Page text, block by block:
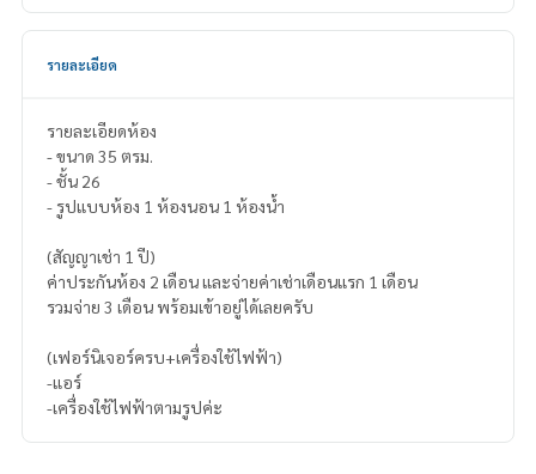
รายละเอียด
รายละเอียดห้อง
- ขนาด 35 ตรม.
- ชั้น 26
- รูปแบบห้อง 1 ห้องนอน 1 ห้องน้ำ
(สัญญาเช่า 1 ปี)
ค่าประกันห้อง 2 เดือน และจ่ายค่าเช่าเดือนแรก 1 เดือน
รวมจ่าย 3 เดือน พร้อมเข้าอยู่ได้เลยครับ
(เฟอร์นิเจอร์ครบ+เครื่องใช้ไฟฟ้า)
-แอร์
-เครื่องใช้ไฟฟ้าตามรูปค่ะ